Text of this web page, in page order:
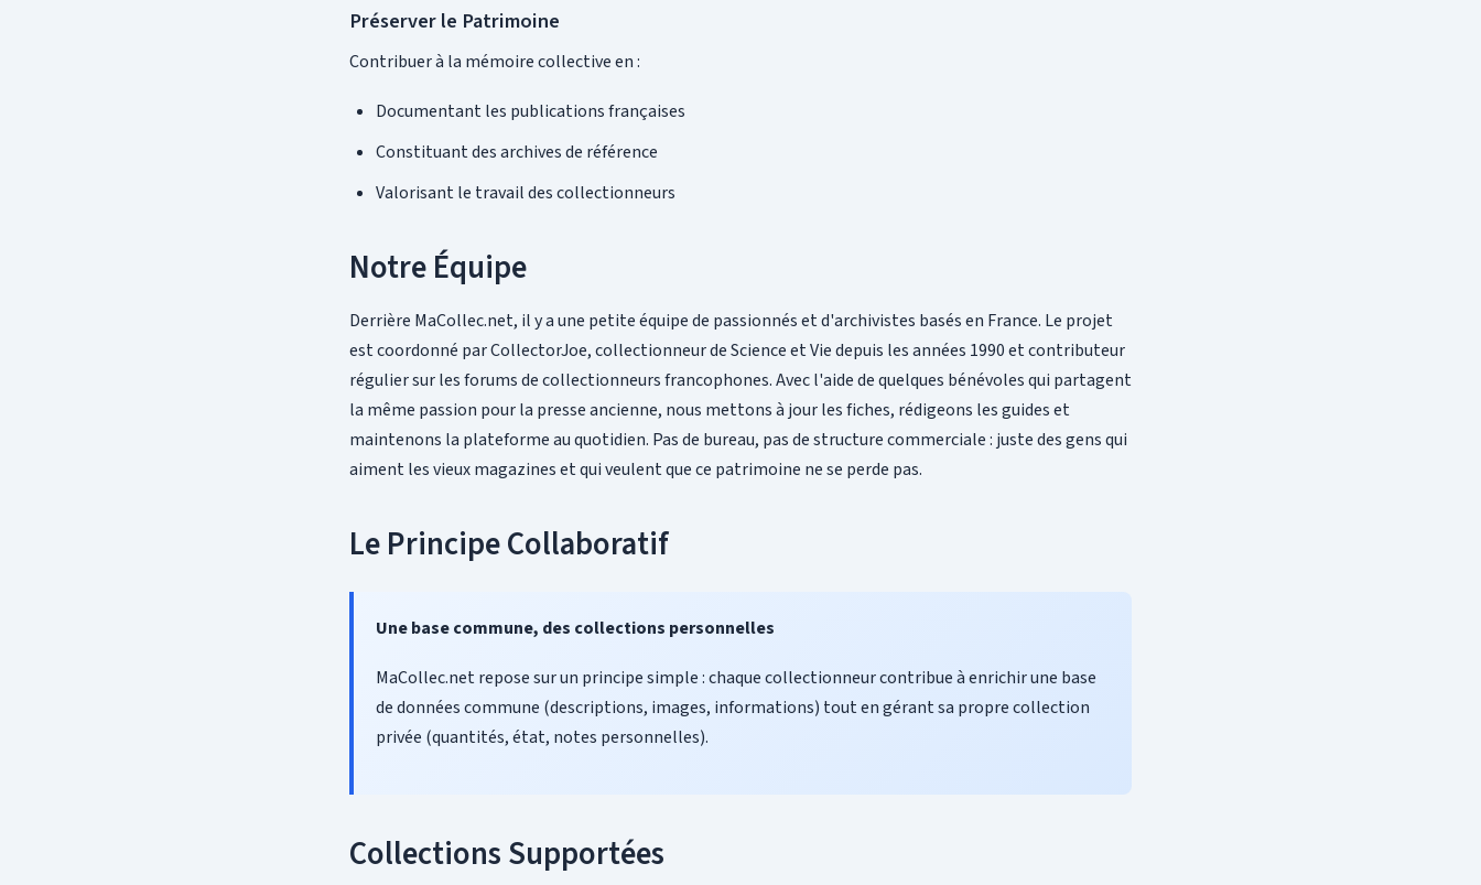
Préserver le Patrimoine
Contribuer à la mémoire collective en :
Documentant les publications françaises
Constituant des archives de référence
Valorisant le travail des collectionneurs
Notre Équipe
Derrière MaCollec.net, il y a une petite équipe de passionnés et d'archivistes basés en France. Le projet
est coordonné par CollectorJoe, collectionneur de Science et Vie depuis les années 1990 et contributeur
régulier sur les forums de collectionneurs francophones. Avec l'aide de quelques bénévoles qui partagent
la même passion pour la presse ancienne, nous mettons à jour les fiches, rédigeons les guides et
maintenons la plateforme au quotidien. Pas de bureau, pas de structure commerciale : juste des gens qui
aiment les vieux magazines et qui veulent que ce patrimoine ne se perde pas.
Le Principe Collaboratif
Une base commune, des collections personnelles
MaCollec.net repose sur un principe simple : chaque collectionneur contribue à enrichir une base
de données commune (descriptions, images, informations) tout en gérant sa propre collection
privée (quantités, état, notes personnelles).
Collections Supportées